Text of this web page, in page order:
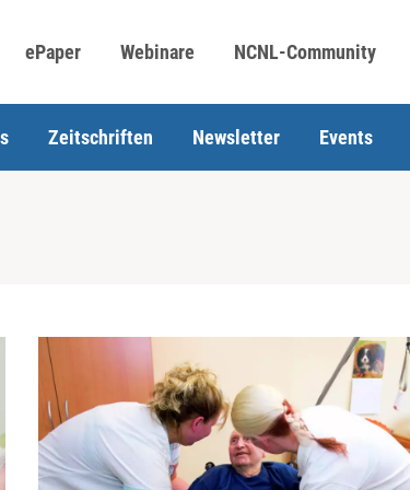
ePaper Webinare NCNL-Community
Zeitschriften Newsletter Events